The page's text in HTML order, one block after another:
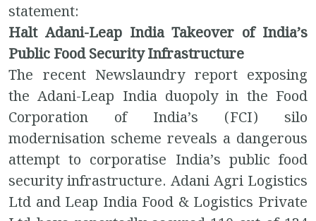
statement:
Halt Adani-Leap India Takeover of India’s
Public Food Security Infrastructure
The recent Newslaundry report exposing
the Adani-Leap India duopoly in the Food
Corporation of India’s (FCI) silo
modernisation scheme reveals a dangerous
attempt to corporatise India’s public food
security infrastructure. Adani Agri Logistics
Ltd and Leap India Food & Logistics Private